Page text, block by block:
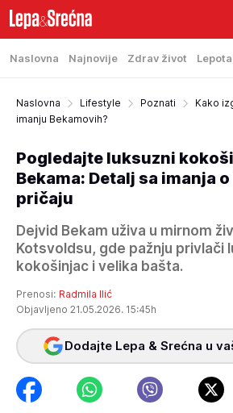
Naslovna Najnovije Zdrav život
Naslovna Lifestyle Poznati
Kako
imanju Bekamovih?
Pogledajte luksuzni
Bekama: Detalj sa imanja
pričaju
Dejvid Bekam uživa u mirnom
Kotsvoldsu, gde pažnju privlači
kokošinjac i velika bašta.
Prenosi: Radmila Ilić
Objavljeno 21.05.2026. 15:45h
Dodajte Lepa & Srećna u